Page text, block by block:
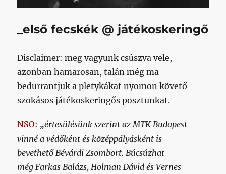
_első fecskék @ játékoskeringő
Disclaimer: meg vagyunk csúszva vele,
azonban hamarosan, talán még ma
bedurrantjuk a pletykákat nyomon követő
szokásos játékoskeringős posztunkat.
NSO: „értesülésünk szerint az MTK Budapest
vinné a védőként és középpályásként is
bevethető Bévárdi Zsombort. Búcsúzhat
még Farkas Balázs, Holman Dávid és Vernes